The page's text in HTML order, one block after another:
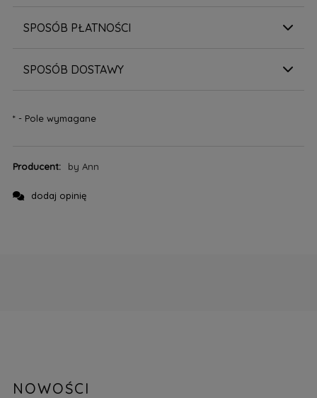
SPOSÓB PŁATNOŚCI
SPOSÓB DOSTAWY
*- Pole wymagane
Producent: by Ann
dodaj opinię
NOWOŚCI